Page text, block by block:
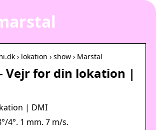
› lokation › show › Marstal
Vejr for din lokation |
| DMI
4°. 1 mm. 7 m/s.